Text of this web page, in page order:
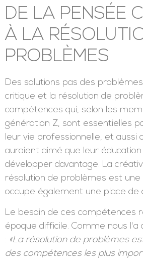
qu'ils aient toutes les chances de
vie les mène. Que ce soit par le
présentations, d'expressions
d'expéditions ou
des activités de sensibilisation
nous inspirons et défions nos
du possible» dans tout ce qu'ils
DE LA PENSÉE
À LA
PROBLÈMES
Des solutions pas des
critique et la résolution de
compétences qui, selon les
génération Z, sont essentielles
leur vie professionnelle, et aussi
auraient aimé que leur